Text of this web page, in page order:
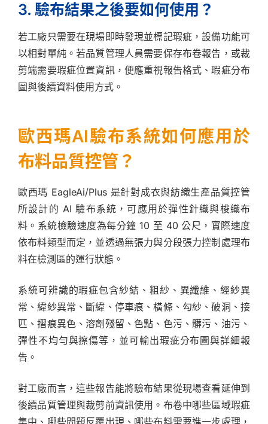
3. 驗布結果之後要如何使用？
若工廠只需要在現場即時發現並標記瑕疵，設備功能可
以相對單純。若品質管理人員需要保存布卷報告，或裁
剪端需要瑕疵位置資訊，便應重視報告格式、瑕疵分布
圖與後續資料使用方式。
歐西瑪AI驗布系統如何應用於
布料品質控管？
歐西瑪 EagleAi/Plus 是針對成衣與紡織生產品質控管
所設計的 AI 驗布系統，可應用於彈性針織與梭織布
料。系統檢驗速度為每分鐘 10 至 40 公尺，實際速度
依布料類型而定，並透過無張力與分段張力控制處理布
料在檢測區的運行狀態。
系統可辨識的瑕疵包含紗結、粗紗、異纖維、經紗異
常、緯紗異常、斷緯、停車痕、橫條、勾紗、破洞、接
匹、摺痕異色、溶劑殘留、色點、色污、髒污、油污、
彈性不均勻與擦傷等，並可輸出瑕疵分布圖與詳細報
告。
對工廠而言，這些報告能將驗布結果從現場查看延伸到
後續品質管理與裁剪前資訊使用。布卷中哪些區域瑕疵